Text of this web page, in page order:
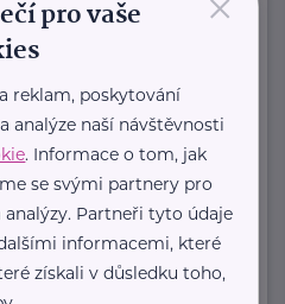
nových
cs
pro vaše
reklam, poskytování
analýze naší návštěvnosti
. Informace o tom, jak
se svými partnery pro
Partneři tyto údaje
informacemi, které
získali v důsledku toho,